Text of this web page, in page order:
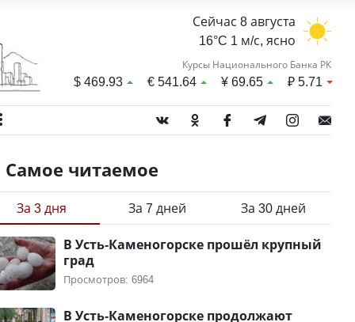
Сейчас 8 августа
16°C 1 м/с, ясно
Курсы Национального Банка РК
$469.93 €541.64 ¥69.65 ₽5.71
Самое читаемое
За 3 дня За 7 дней За 30 дней
В Усть-Каменогорске прошёл крупный
град
Просмотров: 6964
В Усть-Каменогорске продолжают